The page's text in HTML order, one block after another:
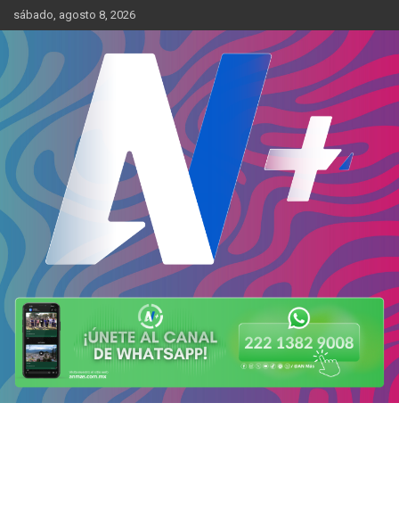
Skip
to
content
sábado, agosto 8, 2026
AN Más
Más cerca de ti